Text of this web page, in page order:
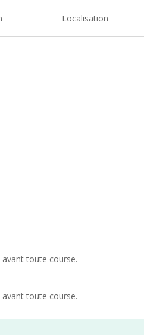
Localisation
toute course.
toute course.